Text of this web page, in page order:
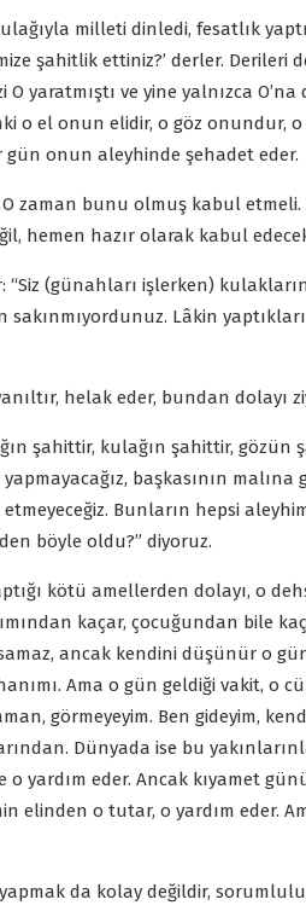
milleti dinledi, fesatlık
şahitlik ettiniz?’ derler. Derileri
yaratmıştı ve yine yalnızca
o el onun elidir, o göz onundur,
gün onun aleyhinde şehadet eder.
zaman bunu olmuş kabul etmeli.
hemen hazır olarak kabul
(günahları işlerken)
Lâkin
helak eder, bundan dolayı
şahittir, kulağın şahittir, gözün
başkasının malına
Bunların hepsi
böyle oldu?” diyoruz.
kötü amellerden dolayı, o
kaçar, çocuğundan bile
ancak kendini düşünür o
Ama o gün geldiği vakit, o
görmeyeyim. Ben gideyim,
Dünyada ise bu
o yardım eder. Ancak kıyamet
elinden o tutar, o yardım eder.
da kolay değildir,